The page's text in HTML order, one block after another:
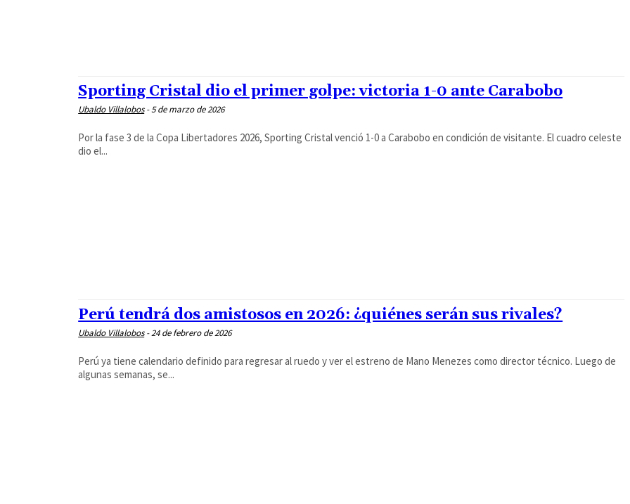
Sporting Cristal dio el primer golpe: victoria 1-0 ante Carabobo
Ubaldo Villalobos -5 de marzo de 2026
Por la fase 3 de la Copa Libertadores 2026, Sporting Cristal venció 1-0 a Carabobo en condición de visitante. El cuadro celeste
dio el...
Perú tendrá dos amistosos en 2026: ¿quiénes serán sus rivales?
Ubaldo Villalobos -24 de febrero de 2026
Perú ya tiene calendario definido para regresar al ruedo y ver el estreno de Mano Menezes como director técnico. Luego de
algunas semanas, se...